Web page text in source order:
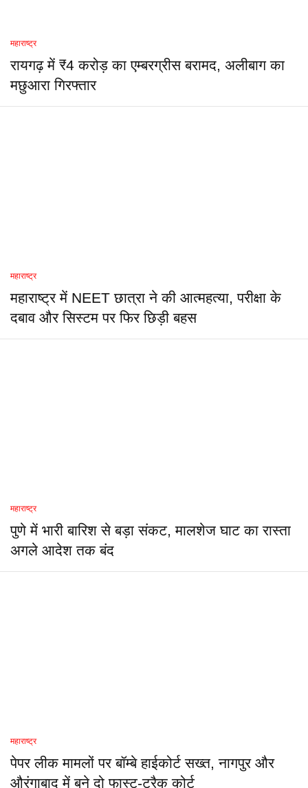
महाराष्ट्र
रायगढ़ में ₹4 करोड़ का एम्बरग्रीस बरामद, अलीबाग का
मछुआरा गिरफ्तार
महाराष्ट्र
महाराष्ट्र में NEET छात्रा ने की आत्महत्या, परीक्षा के
दबाव और सिस्टम पर फिर छिड़ी बहस
महाराष्ट्र
पुणे में भारी बारिश से बड़ा संकट, मालशेज घाट का रास्ता
अगले आदेश तक बंद
महाराष्ट्र
पेपर लीक मामलों पर बॉम्बे हाईकोर्ट सख्त, नागपुर और
औरंगाबाद में बने दो फास्ट-ट्रैक कोर्ट